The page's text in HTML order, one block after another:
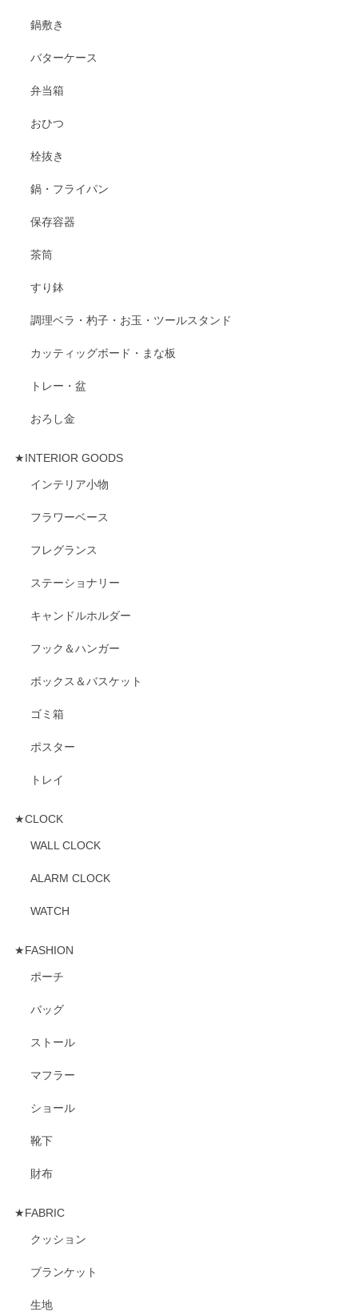
鍋敷き
バターケース
弁当箱
おひつ
栓抜き
鍋・フライパン
保存容器
茶筒
すり鉢
調理ベラ・杓子・お玉・ツールスタンド
カッティッグボード・まな板
トレー・盆
おろし金
★INTERIOR GOODS
インテリア小物
フラワーベース
フレグランス
ステーショナリー
キャンドルホルダー
フック＆ハンガー
ボックス＆バスケット
ゴミ箱
ポスター
トレイ
★CLOCK
WALL CLOCK
ALARM CLOCK
WATCH
★FASHION
ポーチ
バッグ
ストール
マフラー
ショール
靴下
財布
★FABRIC
クッション
ブランケット
生地